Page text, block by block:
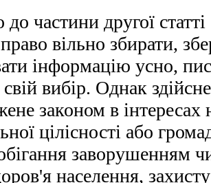
до частини другої
вільно збирати,
інформацію усно,
свій вибір. Однак
законом в інтересах
цілісності або
заворушенням
населення,